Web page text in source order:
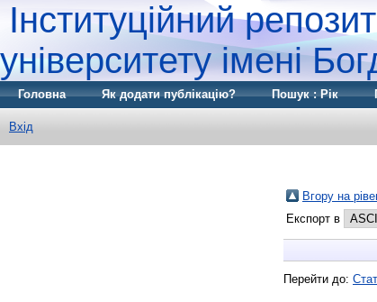
Інституційний
університету імені
Головна Як додати публікацію? Пошук : Рік
Вхід
Вгору на
Експорт в
Перейти до: